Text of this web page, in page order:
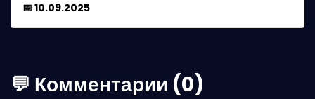
📅 10.09.2025
💬 Комментарии (0)